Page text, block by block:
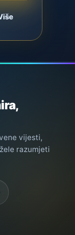
vijesti,
razumjeti